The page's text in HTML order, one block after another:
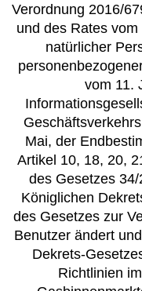
Verordnung 2016/
und des Rates
natürlicher
vom 11.
Mai, der
Artikel 10, 18, 20,
des Gesetzes
Königlichen
des Gesetzes zur
Benutzer ändert
Dekrets-
Richtlinien